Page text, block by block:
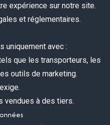
expérience sur notre site.
et réglementaires.
uniquement avec :
que les transporteurs, les
outils de marketing.
vendues à des tiers.